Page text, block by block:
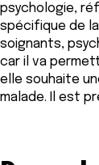
psychologie,
spécifique de
soignants,
car il va
elle souhaite
malade. Il est